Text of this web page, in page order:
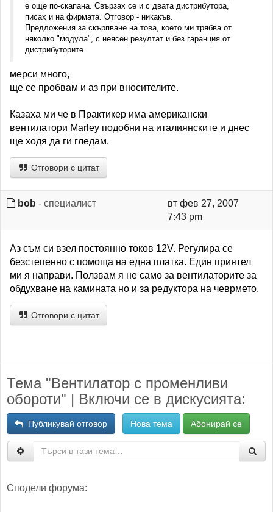
е още по-скапана. Свързах се и с двата дистрибутора,
писах и на фирмата. Отговор - никакъв.
Предложения за скърпване на това, което ми трябва от
няколко "модула", с неясен резултат и без гаранция от
дистрибуторите.
мерси много,
ще се пробвам и аз при вносителите.
Казаха ми че в Практикер има американски
вентилатори Marley подобни на италиянските и днес
ще ходя да ги гледам.
Отговори с цитат
bob - специалист
вт фев 27, 2007
7:43 pm
Аз съм си взел постоянно токов 12V. Регулира се
безстепенно с помоща на една платка. Един приятел
ми я направи. Ползвам я не само за вентилаторите за
обдухване на камината но и за редуктора на чеврмето.
Отговори с цитат
Тема "Вентилатор с променливи
обороти" | Включи се в дискусията:
Публикувай отговор Нова тема Абонирай се
Сподели форума: